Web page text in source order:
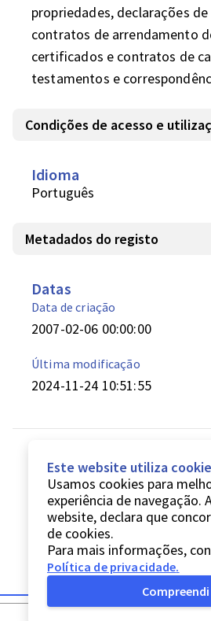
propriedades, declarações
contratos de arrendamento
certificados e contratos de
testamentos e
Condições de acesso e
Idioma
Português
Metadados do registo
Datas
Data de criação
2007-02-06 00:00:00
Última modificação
2024-11-24 10:51:55
Este website utiliza
Usamos cookies para
experiência de navegação.
website, declara que
de cookies.
Para mais informações,
Política de privacidade.
Compreendi